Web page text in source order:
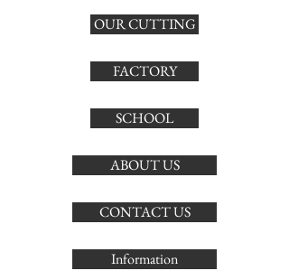
OUR CUTTING
FACTORY
SCHOOL
ABOUT US
CONTACT US
Information